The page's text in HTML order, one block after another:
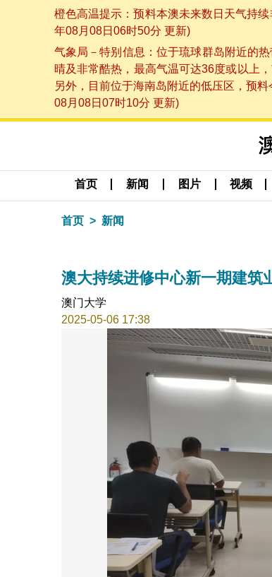
橙色高温提示：预料本澳未来数日天气持
年08月08日06时50分 更新)
气象局－特别信息：位于琉球群岛附近的
晴及非常酷热，最高气温可达36度或以上
另外，目前位于海南岛附近的低压区，预
08月08日07时10分 更新)
首页 新闻 图片 视频
首页 新闻
澳大持续进修中心新一期建筑
澳门大学
2025-05-06 17:38